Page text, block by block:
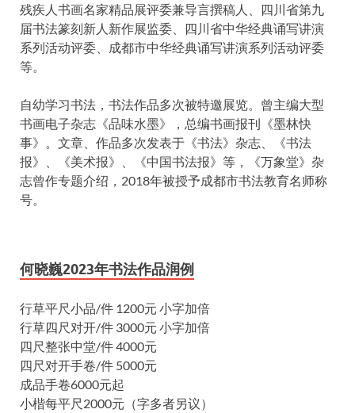
残疾人书画名家精品展评委兼导言撰稿人、四川省第九
届书法篆刻新人新作展监委、四川省中华经典诵写讲演
系列活动评委、成都市中华经典诵写讲演系列活动评委
等。
自幼学习书法，书法作品多次被特邀展览。曾主编大型
书画电子杂志《品味水墨》，总编书画报刊《墨林快
事》。文章、作品多次发表于《书法》杂志、《书法
报》、《美术报》、《中国书法报》等，《万象堂》杂
志曾作专题介绍，2018年被授予成都市书法教育名师称
号。
何晓巍2023年书法作品润例
行草平尺小品/件 1200元 小字加倍
行草四尺对开/件 3000元 小字加倍
四尺整张中堂/件 4000元
四尺对开手卷/件 5000元
成品手卷6000元起
小楷每平尺2000元（字多者另议）